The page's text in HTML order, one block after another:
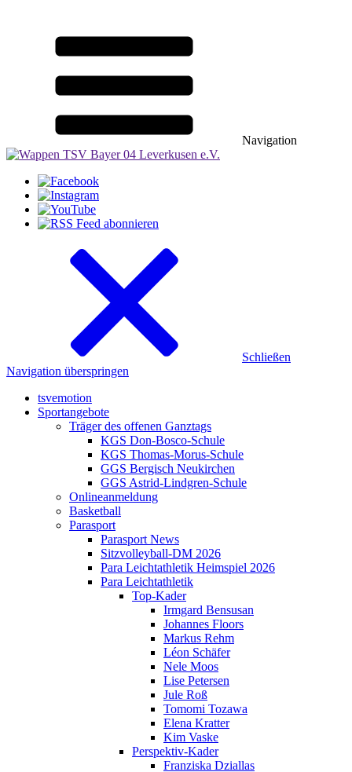
Navigation
Schließen
Navigation überspringen
tsvemotion
Sportangebote
Träger des offenen Ganztags
KGS Don-Bosco-Schule
KGS Thomas-Morus-Schule
GGS Bergisch Neukirchen
GGS Astrid-Lindgren-Schule
Onlineanmeldung
Basketball
Parasport
Parasport News
Sitzvolleyball-DM 2026
Para Leichtathletik Heimspiel 2026
Para Leichtathletik
Top-Kader
Irmgard Bensusan
Johannes Floors
Markus Rehm
Léon Schäfer
Nele Moos
Lise Petersen
Jule Roß
Tomomi Tozawa
Elena Kratter
Kim Vaske
Perspektiv-Kader
Franziska Dziallas